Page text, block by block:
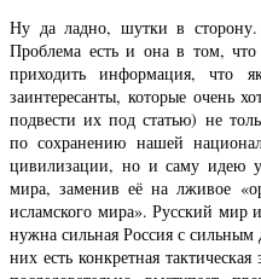
Ну да ладно, шутки в сторону.
Проблема есть и она в том,
приходить информация, что
заинтересанты, которые очень
подвести их под статью) не
по сохранению нашей
цивилизации, но и саму идею
мира, заменив её на лживое
исламского мира». Русский мир
нужна сильная Россия с
них есть конкретная